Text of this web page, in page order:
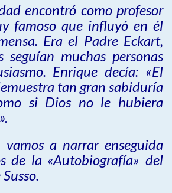
encontró como profesor
famoso que influyó en él
Era el Padre Eckart,
seguían muchas personas
Enrique decía: «El
tan gran sabiduría
si Dios no le hubiera
vamos a narrar enseguida
de la «Autobiografía» del